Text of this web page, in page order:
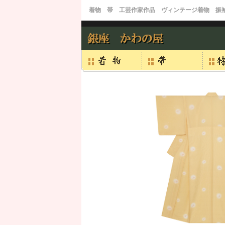
着物 帯 工芸作家作品 ヴィンテージ着物